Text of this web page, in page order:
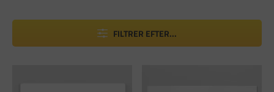
FILTRER EFTER...